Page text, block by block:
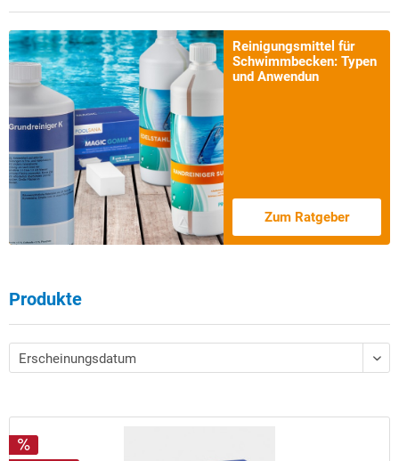
Reinigungsmittel für
Schwimmbecken: Typen
und Anwendun
Zum Ratgeber
Produkte